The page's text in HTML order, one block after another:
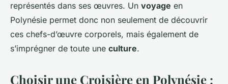
représentés dans ses œuvres. Un voyage en
Polynésie permet donc non seulement de découvrir
ces chefs-d’œuvre corporels, mais également de
s’imprégner de toute une culture.
Choisir une Croisière en Polynésie :